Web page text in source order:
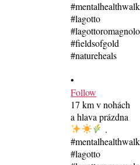
•
Follow
17 km v nohách
a hlava prázdna
.
#mentalhealthwalk
#lagotto